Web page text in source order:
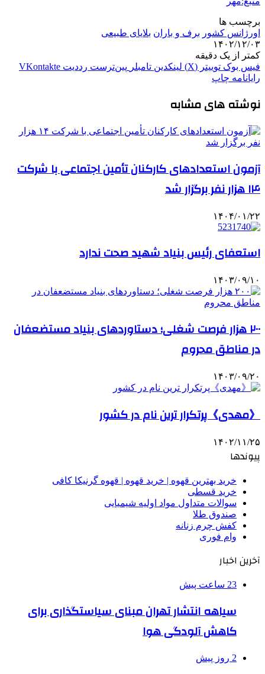
برچسب ها
اورژانس کشور برف و باران بلایای طبیعی
۱۴۰۲/۱۲/۰۳
کمتر از یک دقیقه
فیس بوک توییتر (X) لینکدین ‫تامبلر ‫پین‌ترست ‫رددیت ‫VKontakte
رایانامه چاپ
نوشته های مشابه
آزمون استعدادهای کارکنان تأمین اجتماعی با شرکت
۱۴ هزار نفر برگزار شد
۱۴۰۴/۰۱/۲۲
استعفای رئیس بنیاد شهید صحت ندارد
۱۴۰۳/۰۹/۱۰
۲۰۰ هزار فرصت شغلی؛ دستاوردهای بنیاد مستضعفان
در مناطق محروم
۱۴۰۳/۰۹/۲۰
《مهدی》پرتکرار ترین نام در کشور
۱۴۰۲/۱۱/۲۵
پیوندها
خرید بهترین قهوه | خرید قهوه | قهوه گرنیکا کافی
خرید قسطی
سوالات متداول مواد اولیه شیمیایی
صندوق طلا
کفش چرم زنانه
وام فوری
آخرین اخبار
23 ساعت پیش
سیاهه انتشار تهران مبنای سیاستگذاری برای
کاهش آلودگی هوا
2 روز پیش